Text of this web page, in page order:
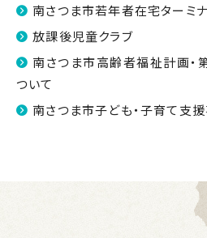
南さつま市若年者在宅ターミ
放課後児童クラブ
南さつま市高齢者福祉計画
ついて
南さつま市子ども・子育て支